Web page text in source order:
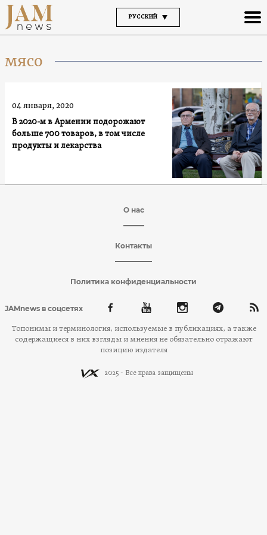
РУССКИЙ
мясо
В 2020-м в Армении подорожают
больше 700 товаров, в том числе
продукты и лекарства
04 января, 2020
О нас
Контакты
Политика конфиденциальности
JAMnews в соцсетях
Топонимы и терминология, используемые в публикациях, а также
содержащиеся в них взгляды и мнения не обязательно отражают
позицию издателя
2025 - Все права защищены